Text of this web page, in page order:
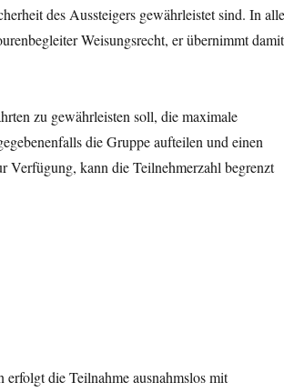
des Aussteigers gewährleistet sind. In
Weisungsrecht, er übernimmt damit
zu gewährleisten soll, die maximale
die Gruppe aufteilen und einen
Verfügung, kann die Teilnehmerzahl begrenzt
die Teilnahme ausnahmslos mit